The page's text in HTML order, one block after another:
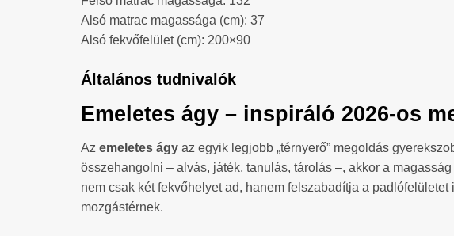
Alsó matrac magassága (cm): 37
Alsó fekvőfelület (cm): 200×90
Általános tudnivalók
Emeletes ágy – inspiráló 2026-os
Az emeletes ágy az egyik legjobb „térnyerő” megoldás
összehangolni – alvás, játék, tanulás, tárolás –, akkor a
nem csak két fekvőhelyet ad, hanem felszabadítja a
mozgástérnek.